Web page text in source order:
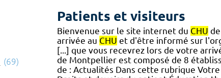
Patients et visiteurs
Bienvenue sur le site internet du CHU
arrivée au CHU et d'être informé sur
[...] que vous recevrez lors de votre
de Montpellier est composé de 8
de : Actualités Dans cette rubrique
(69)